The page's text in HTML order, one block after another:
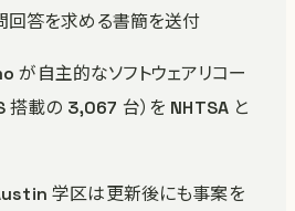
答を求める書簡を送付
自主的なソフトウェアリコー
搭載の 3,067 台）を NHTSA と
学区は更新後にも事案を